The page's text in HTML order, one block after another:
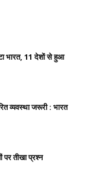
भारत, 11 देशों से हुआ
व्यवस्था जरूरी : भारत
तीखा प्रश्न